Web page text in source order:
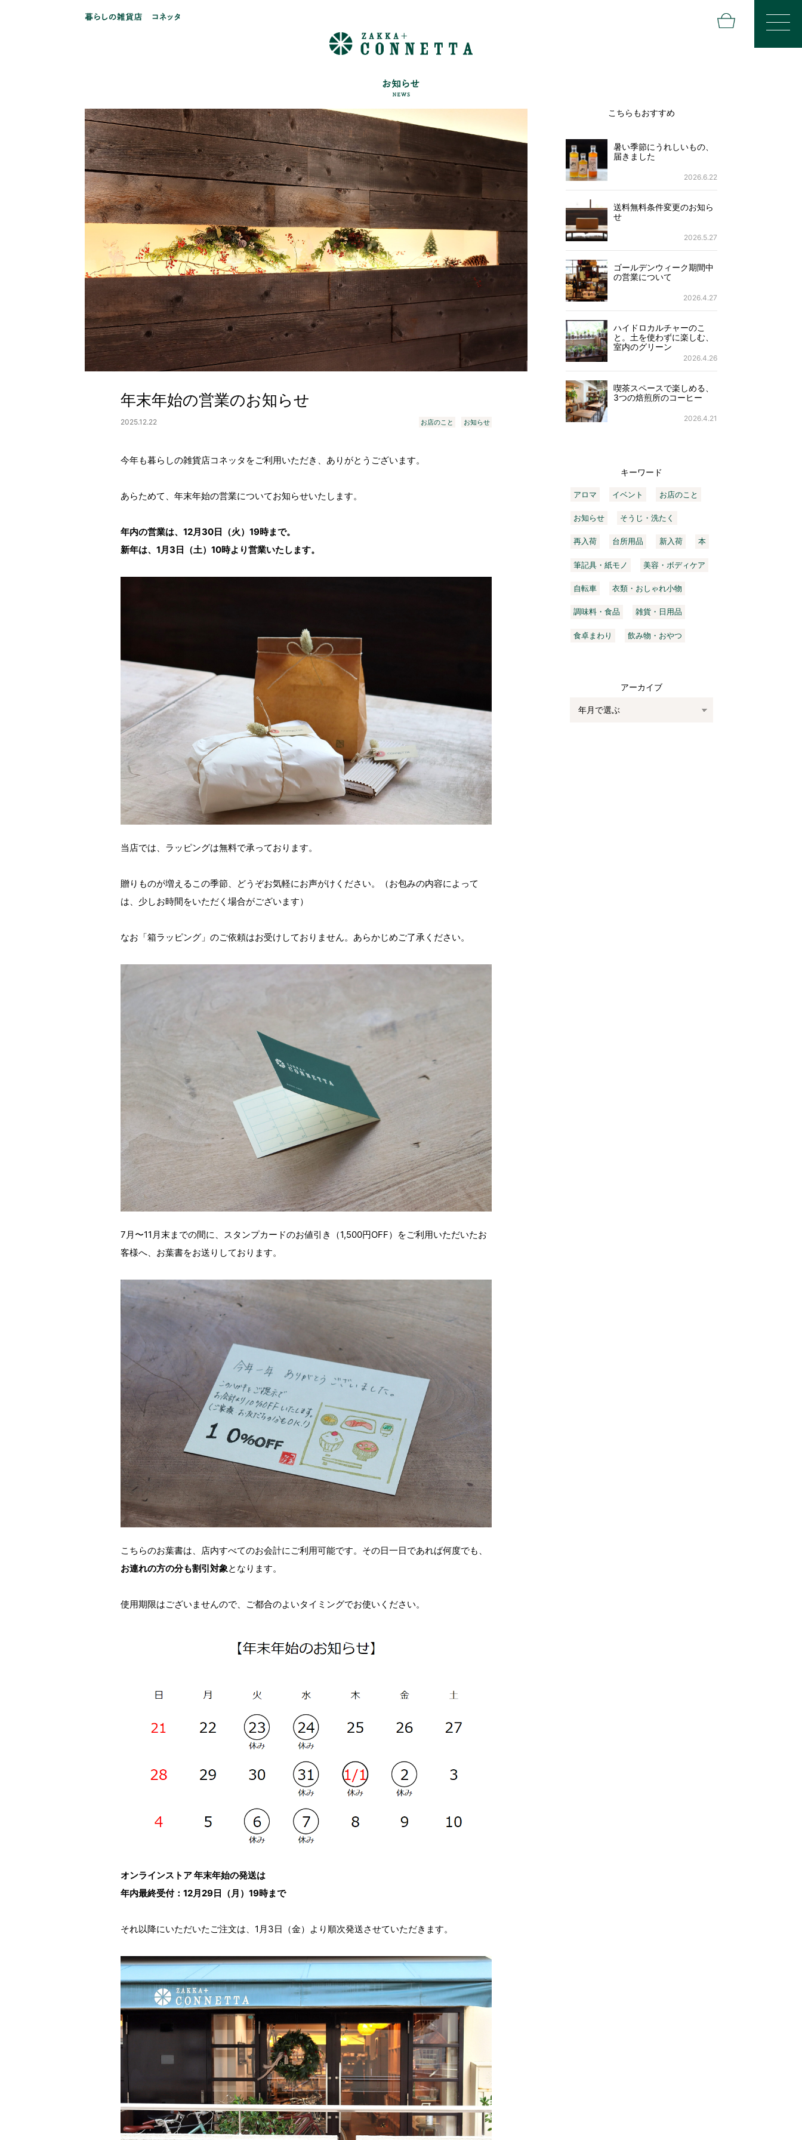
年末年始の営業のお知らせ
2025.12.22 お店のこと お知らせ
今年も暮らしの雑貨店コネッタをご利用いただき、ありがとうございます。
あらためて、年末年始の営業についてお知らせいたします。
年内の営業は、12月30日（火）19時まで。
新年は、1月3日（土）10時より営業いたします。
当店では、ラッピングは無料で承っております。
贈りものが増えるこの季節、どうぞお気軽にお声がけください。（お包みの内容によって
は、少しお時間をいただく場合がございます）
なお「箱ラッピング」のご依頼はお受けしておりません。あらかじめご了承ください。
7月〜11月末までの間に、スタンプカードのお値引き（1,500円OFF）をご利用いただいたお
客様へ、お葉書をお送りしております。
こちらのお葉書は、店内すべてのお会計にご利用可能です。その日一日であれば何度でも、
お連れの方の分も割引対象となります。
使用期限はございませんので、ご都合のよいタイミングでお使いください。
オンラインストア 年末年始の発送は
年内最終受付：12月29日（月）19時まで
それ以降にいただいたご注文は、1月3日（金）より順次発送させていただきます。
こちらもおすすめ
暑い季節にうれしいもの、
届きました
2026.6.22
送料無料条件変更のお知ら
せ
2026.5.27
ゴールデンウィーク期間中
の営業について
2026.4.27
ハイドロカルチャーのこ
と。土を使わずに楽しむ、
室内のグリーン
2026.4.26
喫茶スペースで楽しめる、
3つの焙煎所のコーヒー
2026.4.21
キーワード
アロマ イベント お店のこと
お知らせ そうじ・洗たく
再入荷 台所用品 新入荷 本
筆記具・紙モノ 美容・ボディケア
自転車 衣類・おしゃれ小物
調味料・食品 雑貨・日用品
食卓まわり 飲み物・おやつ
アーカイブ